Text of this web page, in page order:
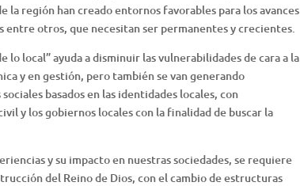
la región han creado entornos favorables para los avances
entre otros, que necesitan ser permanentes y crecientes.
local” ayuda a disminuir las vulnerabilidades de cara a la
y en gestión, pero también se van generando
basados en las identidades locales, con
y los gobiernos locales con la finalidad de buscar la
y su impacto en nuestras sociedades, se requiere
del Reino de Dios, con el cambio de estructuras